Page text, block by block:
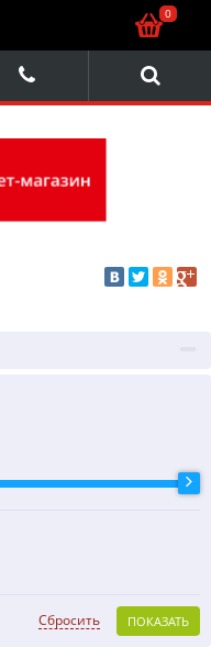
ПОКАЗАТЬ
Сбросить
0